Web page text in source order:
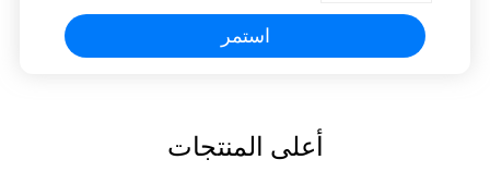
استمر
أعلى المنتجات